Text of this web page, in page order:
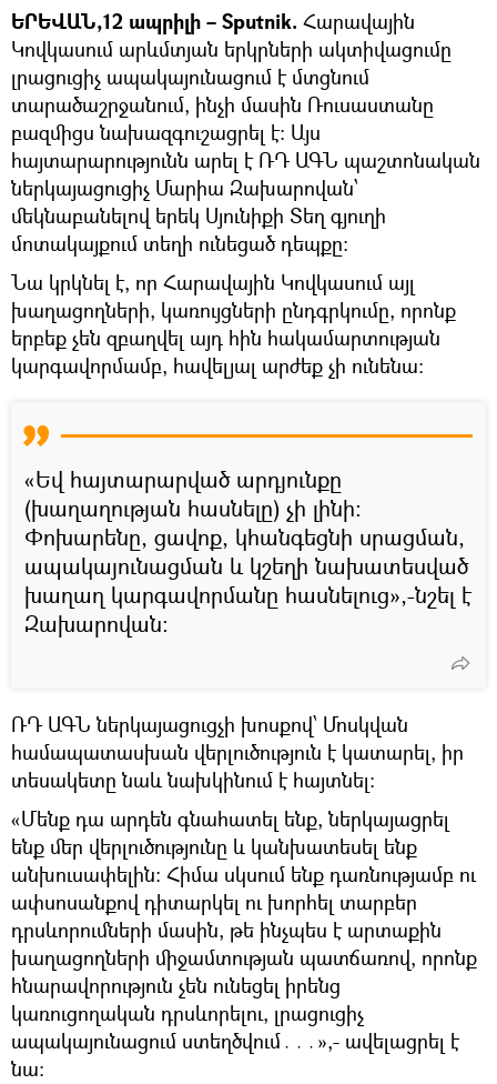
ԵՐԵՎԱՆ,12 ապրիլի – Sputnik. Հարավային
Կովկասում արևմտյան երկրների ակտիվացումը
լրացուցիչ ապակայունացում է մտցնում
տարածաշրջանում, ինչի մասին Ռուսաստանը
բազմիցս նախազգուշացրել է։ Այս
հայտարարությունն արել է ՌԴ ԱԳՆ պաշտոնական
ներկայացուցիչ Մարիա Զախարովան՝
մեկնաբանելով երեկ Սյունիքի Տեղ գյուղի
մոտակայքում տեղի ունեցած դեպքը։
Նա կրկնել է, որ Հարավային Կովկասում այլ
խաղացողների, կառույցների ընդգրկումը, որոնք
երբեք չեն զբաղվել այդ հին հակամարտության
կարգավորմամբ, հավելյալ արժեք չի ունենա։
«Եվ հայտարարված արդյունքը
(խաղաղության հասնելը) չի լինի։
Փոխարենը, ցավոք, կհանգեցնի սրացման,
ապակայունացման և կշեղի նախատեսված
խաղաղ կարգավորմանը հասնելուց»,-նշել է
Զախարովան։
ՌԴ ԱԳՆ ներկայացուցչի խոսքով՝ Մոսկվան
համապատասխան վերլուծություն է կատարել, իր
տեսակետը նաև նախկինում է հայտնել։
«Մենք դա արդեն գնահատել ենք, ներկայացրել
ենք մեր վերլուծությունը և կանխատեսել ենք
անխուսափելին։ Հիմա սկսում ենք դառնությամբ ու
ափսոսանքով դիտարկել ու խորհել տարբեր
դրսևորումների մասին, թե ինչպես է արտաքին
խաղացողների միջամտության պատճառով, որոնք
հնարավորություն չեն ունեցել իրենց
կառուցողական դրսևորելու, լրացուցիչ
ապակայունացում ստեղծվում․․․»,- ավելացրել է
նա: